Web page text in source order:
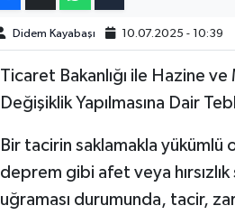
Didem Kayabaşı 10.07.2025 - 10:39
Ticaret Bakanlığı ile Hazine
Değişiklik Yapılmasına Dair
Bir tacirin saklamakla yükümlü
deprem gibi afet veya
uğraması durumunda, tacir,